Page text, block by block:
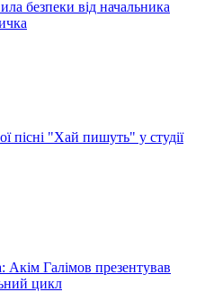
безпеки від начальника
пісні "Хай пишуть" у студії
Акім Галімов презентував
цикл